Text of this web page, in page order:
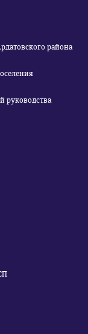
района
руководства